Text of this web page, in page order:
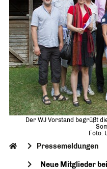
Der WJ Vorstand begrüßt
Foto:
Pressemeldungen
Neue Mitglieder